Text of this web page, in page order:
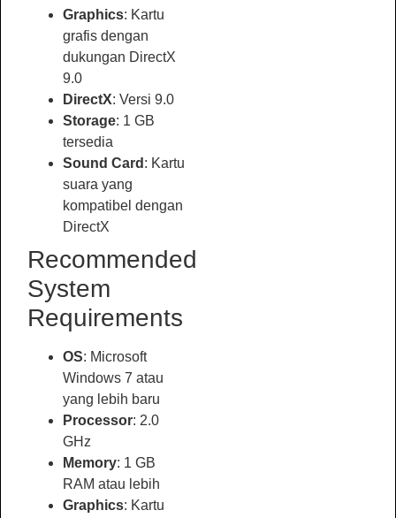
Graphics: Kartu
grafis dengan
dukungan DirectX
9.0
DirectX: Versi 9.0
Storage: 1 GB
tersedia
Sound Card : Kartu
suara yang
kompatibel dengan
DirectX
Recommended
System
Requirements
OS: Microsoft
Windows 7 atau
yang lebih baru
Processor: 2.0
GHz
Memory: 1 GB
RAM atau lebih
Graphics: Kartu